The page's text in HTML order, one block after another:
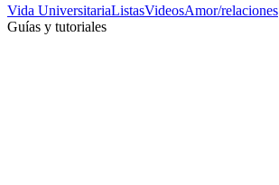
Vida UniversitariaListasVideosAmor/relaciones
Guías y tutoriales